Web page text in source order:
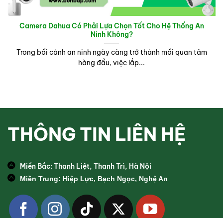
Camera Dahua Có Phải Lựa Chọn Tốt Cho Hệ Thống An
Ninh Không?
Trong bối cảnh an ninh ngày càng trở thành mối quan tâm
hàng đầu, việc lắp...
THÔNG TIN LIÊN HỆ
Miền Bắc: Thanh Liệt, Thanh Trì, Hà Nội
Miền Trung: Hiệp Lực, Bạch Ngọc, Nghệ An